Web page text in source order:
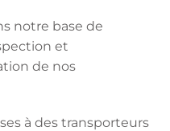
notre base de
et
de nos
à des transporteurs